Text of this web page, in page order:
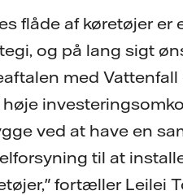
flåde af køretøjer er
og på lang sigt
med
høje
ved at have en
til at
fortæller Leilei